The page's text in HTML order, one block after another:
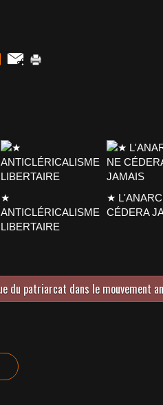
★
ANTICLÉRICALISME
LIBERTAIRE
★
CÉDERA